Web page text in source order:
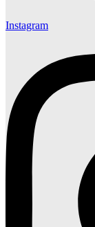
Instagram